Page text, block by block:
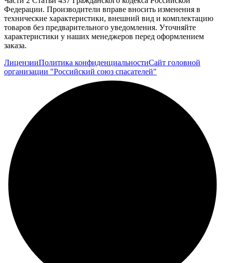
Федерации. Производители вправе вносить изменения в
технические характеристики, внешний вид и комплектацию
товаров без предварительного уведомления. Уточняйте
характеристики у наших менеджеров перед оформлением
заказа.
ЛицензииПолитика конфиденциальностиСайт головной
организации "Российский союз спасателей"